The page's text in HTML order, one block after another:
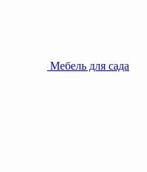
Мебель для сада